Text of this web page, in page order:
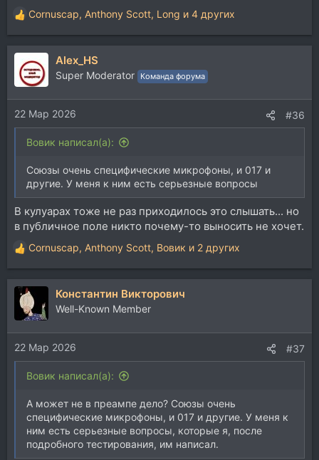
Р
е
а
ц
и
и
:
Cornuscap, Anthony Scott, Long и 4 других
Alex_HS
Super Moderator Команда форума
22 Мар 2026 #36
Вовик написал(а):
Союзы очень специфические микрофоны, и 017 и
другие. У меня к ним есть серьезные вопросы
В кулуарах тоже не раз приходилось это слышать... но
в публичное поле никто почему-то выносить не хочет.
Р
е
а
ц
и
и
:
Cornuscap, Anthony Scott, Вовик и 2 других
Константин Викторович
Well-Known Member
22 Мар 2026 #37
Вовик написал(а):
А может не в преампе дело? Союзы очень
специфические микрофоны, и 017 и другие. У меня к
ним есть серьезные вопросы, которые я, после
подробного тестирования, им написал.